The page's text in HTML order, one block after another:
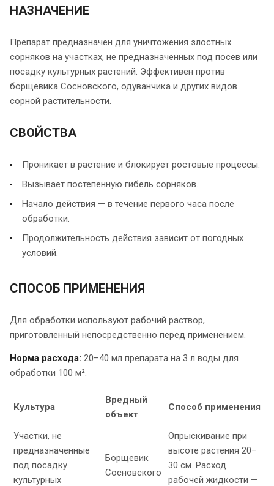
НАЗНАЧЕНИЕ
Препарат предназначен для уничтожения злостных
сорняков на участках, не предназначенных под посев или
посадку культурных растений. Эффективен против
борщевика Сосновского, одуванчика и других видов
сорной растительности.
СВОЙСТВА
Проникает в растение и блокирует ростовые процессы.
Вызывает постепенную гибель сорняков.
Начало действия — в течение первого часа после
обработки.
Продолжительность действия зависит от погодных
условий.
СПОСОБ ПРИМЕНЕНИЯ
Для обработки используют рабочий раствор,
приготовленный непосредственно перед применением.
Норма расхода: 20–40 мл препарата на 3 л воды для
обработки 100 м².
Культура
Вредный
объект
Способ применения
Участки, не
предназначенные
под посадку
культурных
Борщевик
Сосновского
Опрыскивание при
высоте растения 20–
30 см. Расход
рабочей жидкости —